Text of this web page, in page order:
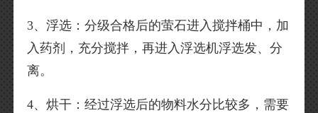
3、浮选：分级合格后的萤石进入搅拌桶中，加
入药剂，充分搅拌，再进入浮选机浮选发、分
离。
4、烘干：经过浮选后的物料水分比较多，需要